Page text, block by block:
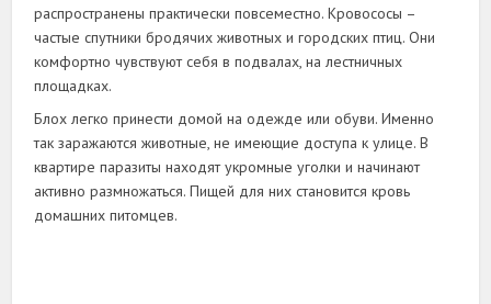
распространены практически повсеместно. Кровососы –
частые спутники бродячих животных и городских птиц. Они
комфортно чувствуют себя в подвалах, на лестничных
площадках.
Блох легко принести домой на одежде или обуви. Именно
так заражаются животные, не имеющие доступа к улице. В
квартире паразиты находят укромные уголки и начинают
активно размножаться. Пищей для них становится кровь
домашних питомцев.